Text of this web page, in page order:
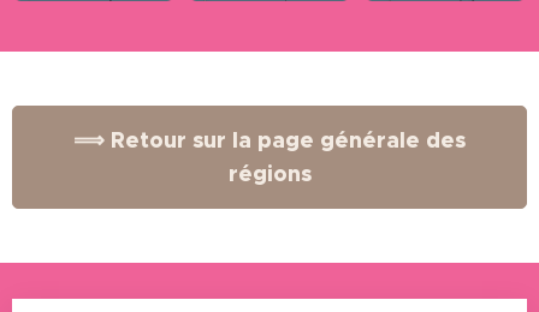
⟹ Retour sur la page générale des
régions